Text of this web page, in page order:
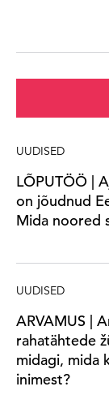
UUDISED
LÕPUTÖÖ |
on jõudnud
Mida noored
UUDISED
ARVAMUS |
rahatähtede
midagi, mida
inimest?